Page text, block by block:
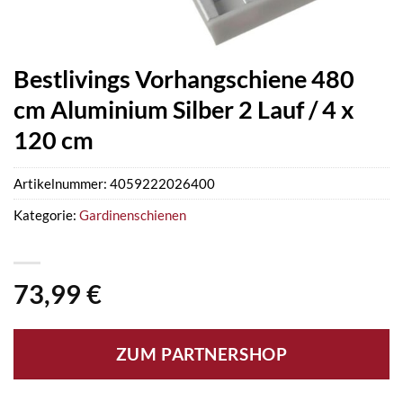
Bestlivings Vorhangschiene 480
cm Aluminium Silber 2 Lauf / 4 x
120 cm
73,99 €
ZUM PARTNERSHOP
Artikelnummer: 4059222026400
Kategorie: Gardinenschienen